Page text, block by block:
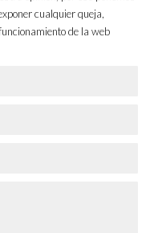
cualquier queja,
de la web